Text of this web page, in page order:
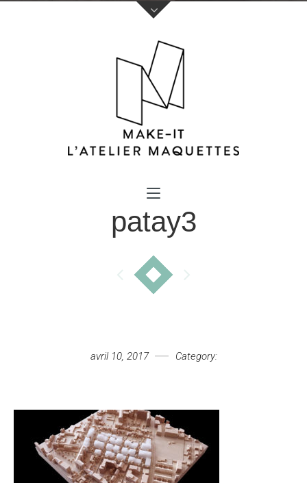
Votre nom (obligatoire)
Votre e-mail (obligatoire)patay3
avril 10, 2017 Category: